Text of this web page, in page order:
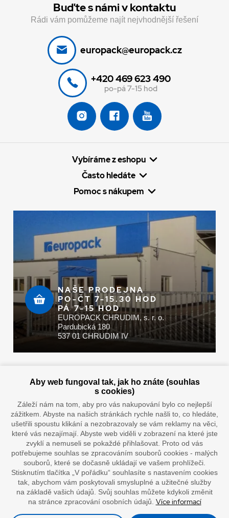
Buďte s námi v kontaktu
Rádi vám pomůžeme najít nejvhodnější řešení
europack@europack.cz
+420 469 623 490
po-pá 7-15 hod
Vybíráme z eshopu
Často hledáte
Pomoc s nákupem
NAŠE PRODEJNA
PO-ČT 7-15.30 HOD
PÁ 7-15 HOD
EUROPACK CHRUDIM, s. r. o.
Pardubická 180
537 01 CHRUDIM IV
Doprava vaším oblíbeným dopravcem
”Lepíme s jistotou”
Aby web fungoval tak, jak ho znáte (souhlas
s cookies)
Záleží nám na tom, aby pro vás nakupování bylo co nejlepší
zážitkem. Abyste na našich stránkách rychle našli to, co hledáte,
ušetřili spoustu klikání a nezobrazovaly se vám reklamy na věci,
které vás nezajímají. Abyste web viděli v zobrazení na které jste
zvyklí a nemuseli se pokaždé přihlašovat. Proto od vás
potřebujeme souhlas se zpracováním souborů cookies - malých
souborů, které se dočasně ukládají ve vašem prohlížeči.
Stisknutím tlačítka „V pořádku“ souhlasíte s nastavením cookies
tak, abychom vám poskytovali smysluplné a užitečné služby
na základě vašich údajů. Svůj souhlas můžete kdykoli změnit
na stránce zpracování osobních údajů. Více informací